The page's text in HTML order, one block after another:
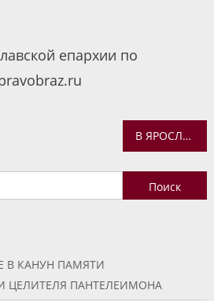
епархии по
В ЯРОСЛАВЛЕ ПРОШЛА КОНФЕРЕНЦИЯ, ПОСВЯЩЕННАЯ 170-ЛЕТИЮ СО ДНЯ РОЖДЕНИЯ СВЯТИТЕЛЯ АГАФАНГЕЛА, МИТРОПОЛИТА ЯРОСЛАВСКОГО
Найти:
В КАНУН ПАМЯТИ
ЦЕЛИТЕЛЯ ПАНТЕЛЕИМОНА